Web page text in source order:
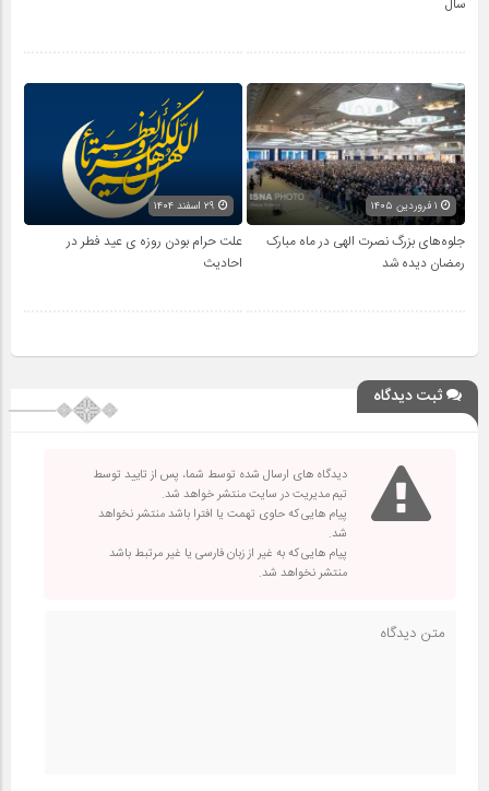
جلوه‌های بزرگ نصرت الهی در ماه مبارک
رمضان دیده شد
علت حرام بودن روزه ی عید فطر در
احادیث
ثبت دیدگاه
دیدگاه های ارسال شده توسط شما، پس از تایید توسط
تیم مدیریت در سایت منتشر خواهد شد.
پیام هایی که حاوی تهمت یا افترا باشد منتشر نخواهد
شد.
پیام هایی که به غیر از زبان فارسی یا غیر مرتبط باشد
منتشر نخواهد شد.